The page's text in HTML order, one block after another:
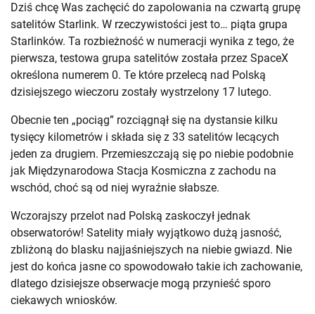
Dziś chcę Was zachęcić do zapolowania na czwartą grupę
satelitów Starlink. W rzeczywistości jest to… piąta grupa
Starlinków. Ta rozbieżność w numeracji wynika z tego, że
pierwsza, testowa grupa satelitów została przez SpaceX
określona numerem 0. Te które przelecą nad Polską
dzisiejszego wieczoru zostały wystrzelony 17 lutego.
Obecnie ten „pociąg” rozciągnął się na dystansie kilku
tysięcy kilometrów i składa się z 33 satelitów lecących
jeden za drugiem. Przemieszczają się po niebie podobnie
jak Międzynarodowa Stacja Kosmiczna z zachodu na
wschód, choć są od niej wyraźnie słabsze.
Wczorajszy przelot nad Polską zaskoczył jednak
obserwatorów! Satelity miały wyjątkowo dużą jasność,
zbliżoną do blasku najjaśniejszych na niebie gwiazd. Nie
jest do końca jasne co spowodowało takie ich zachowanie,
dlatego dzisiejsze obserwacje mogą przynieść sporo
ciekawych wniosków.